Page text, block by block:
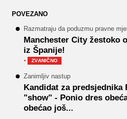
POVEZANO
Razmatraju da poduzmu pravne
Manchester City žestoko
iz Španije!
· ZVANIČNO
Zanimljiv nastup
Kandidat za predsjednika
"show" - Ponio dres
obećao još...